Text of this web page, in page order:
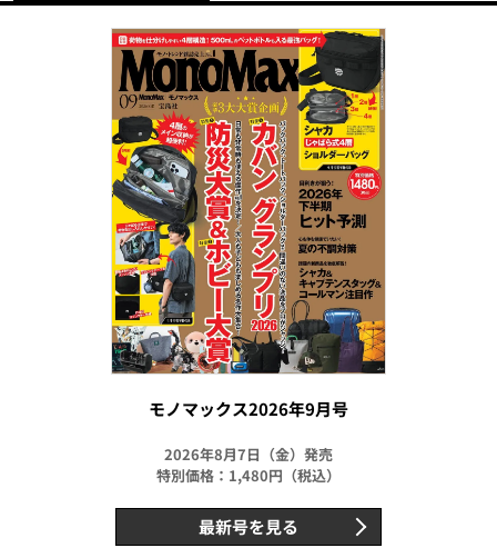
モノマックス2026年9月号
2026年8月7日（金）発売
特別価格：1,480円（税込）
最新号を見る